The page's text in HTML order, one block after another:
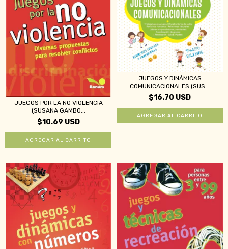
JUEGOS POR LA NO VIOLENCIA
(SUSANA GAMBO...
$10.69 USD
JUEGOS Y DINÁMICAS
COMUNICACIONALES (SUS...
$16.70 USD